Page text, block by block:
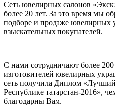
Сеть ювелирных салонов
более 20 лет. За это время мы
подборе и продаже ювелирных
взыскательных покупателей.
С нами сотрудничают более
изготовителей ювелирных
сеть получила Диплом
Республике татарстан-2016»,
благодарны Вам.